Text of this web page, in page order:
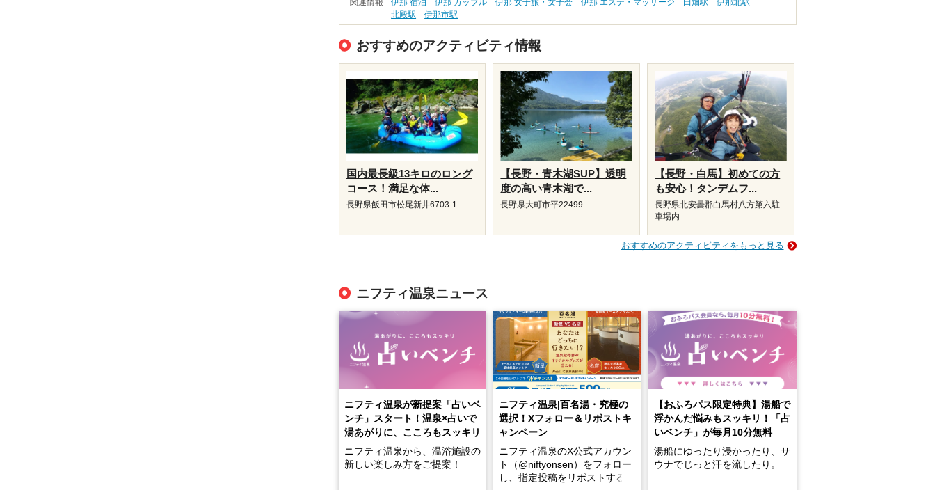
北殿駅
伊那市駅
おすすめのアクティビティ情報
国内最長級13キロのロング
コース！満足な体...
長野県飯田市松尾新井6703-1
【長野・青木湖SUP】透明
度の高い青木湖で...
長野県大町市平22499
【長野・白馬】初めての方
も安心！タンデムフ...
長野県北安曇郡白馬村八方第六駐
車場内
おすすめのアクティビティをもっと見る
ニフティ温泉ニュース
ニフティ温泉が新提案「占いベ
ンチ」スタート！温泉×占いで
湯あがりに、こころもスッキリ
ニフティ温泉から、温浴施設の
新しい楽しみ方をご提案！
ニフティ温泉|百名湯・究極の
選択！Xフォロー＆リポストキ
ャンペーン
ニフティ温泉のX公式アカウン
ト（@niftyonsen）をフォロー
し、指定投稿をリポストする
【おふろパス限定特典】湯船で
浮かんだ悩みもスッキリ！「占
いベンチ」が毎月10分無料
湯船にゆったり浸かったり、サ
ウナでじっと汗を流したり。